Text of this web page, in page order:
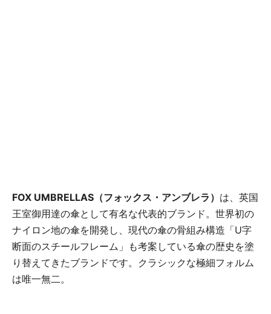
FOX UMBRELLAS（フォックス・アンブレラ） は、英国
王室御用達の傘として有名な代表的ブランド。世界初の
ナイロン地の傘を開発し、現代の傘の骨組み構造「U字
断面のスチールフレーム」も考案している傘の歴史を塗
り替えてきたブランドです。クラシックな極細フォルム
は唯一無二。